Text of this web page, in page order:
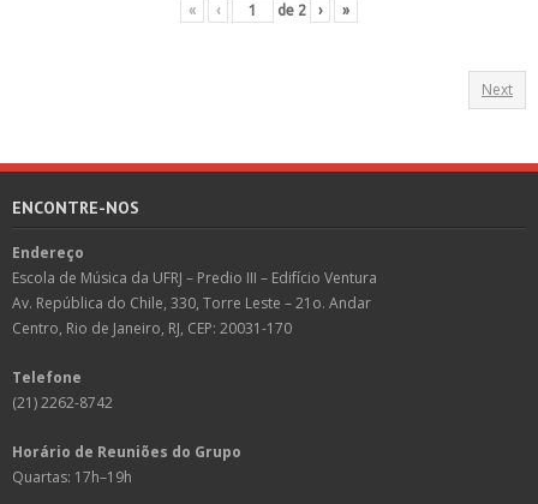
« ‹ de 2 › »
Next
ENCONTRE-NOS
Endereço
Escola de Música da UFRJ – Predio III – Edifício Ventura
Av. República do Chile, 330, Torre Leste – 21o. Andar
Centro, Rio de Janeiro, RJ, CEP: 20031-170
Telefone
(21) 2262-8742
Horário de Reuniões do Grupo
Quartas: 17h–19h